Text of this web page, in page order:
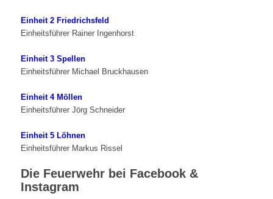
Einheit 2 Friedrichsfeld
Einheitsführer Rainer Ingenhorst
Einheit 3 Spellen
Einheitsführer Michael Bruckhausen
Einheit 4 Möllen
Einheitsführer Jörg Schneider
Einheit 5 Löhnen
Einheitsführer Markus Rissel
Die Feuerwehr bei Facebook &
Instagram